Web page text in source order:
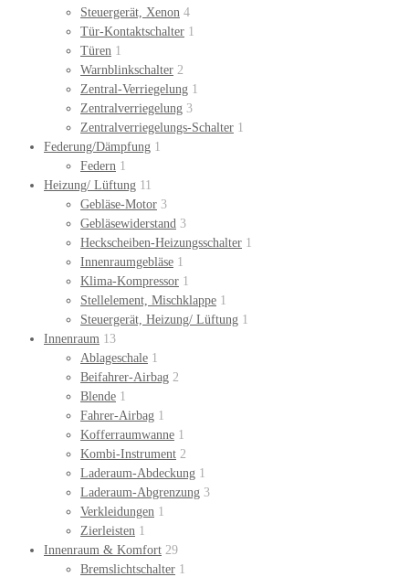
Steuergerät, Xenon 4
Tür-Kontaktschalter 1
Türen 1
Warnblinkschalter 2
Zentral-Verriegelung 1
Zentralverriegelung 3
Zentralverriegelungs-Schalter 1
Federung/Dämpfung 1
Federn 1
Heizung/ Lüftung 11
Gebläse-Motor 3
Gebläsewiderstand 3
Heckscheiben-Heizungsschalter 1
Innenraumgebläse 1
Klima-Kompressor 1
Stellelement, Mischklappe 1
Steuergerät, Heizung/ Lüftung 1
Innenraum 13
Ablageschale 1
Beifahrer-Airbag 2
Blende 1
Fahrer-Airbag 1
Kofferraumwanne 1
Kombi-Instrument 2
Laderaum-Abdeckung 1
Laderaum-Abgrenzung 3
Verkleidungen 1
Zierleisten 1
Innenraum & Komfort 29
Bremslichtschalter 1